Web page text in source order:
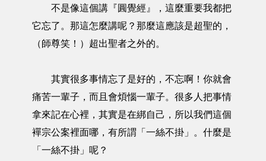
不是像這個講『圓覺經』，這麼重要我都把
它忘了。那這怎麼講呢？那麼這應該是超聖的，
（師尊笑！）超出聖者之外的。
其實很多事情忘了是好的，不忘啊！你就會
痛苦一輩子，而且會煩惱一輩子。很多人把事情
拿來記在心裡，其實是在綁自己，所以我們這個
襌宗公案裡面哪，有所謂「一絲不掛」。什麼是
「一絲不掛」呢？